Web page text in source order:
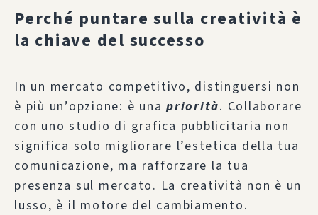
Perché puntare sulla creatività è
la chiave del successo
In un mercato competitivo, distinguersi non
è più un’opzione: è una priorità. Collaborare
con uno studio di grafica pubblicitaria non
significa solo migliorare l’estetica della tua
comunicazione, ma rafforzare la tua
presenza sul mercato. La creatività non è un
lusso, è il motore del cambiamento.